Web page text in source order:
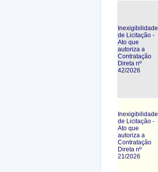
Inexigibilidade
de Licitação -
Ato que
autoriza a
Contratação
Direta nº
42/2026
Inexigibilidade
de Licitação -
Ato que
autoriza a
Contratação
Direta nº
21/2026